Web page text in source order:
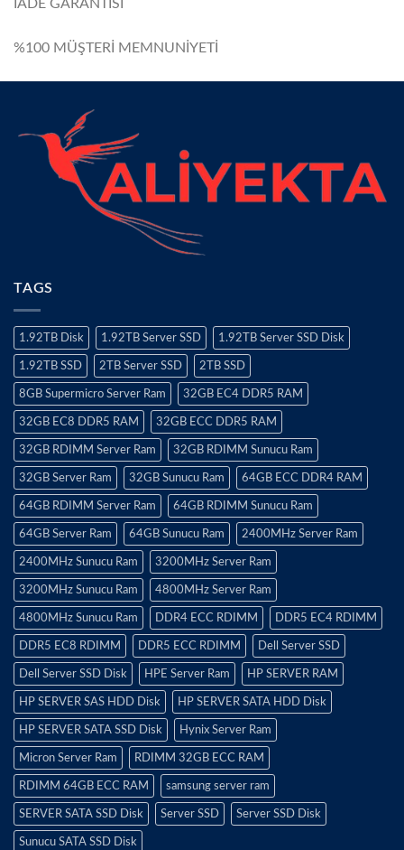
İADE GARANTİSİ
%100 MÜŞTERİ MEMNUNİYETİ
TAGS
1.92TB Disk 1.92TB Server SSD 1.92TB Server SSD Disk
1.92TB SSD 2TB Server SSD 2TB SSD
8GB Supermicro Server Ram 32GB EC4 DDR5 RAM
32GB EC8 DDR5 RAM 32GB ECC DDR5 RAM
32GB RDIMM Server Ram 32GB RDIMM Sunucu Ram
32GB Server Ram 32GB Sunucu Ram 64GB ECC DDR4 RAM
64GB RDIMM Server Ram 64GB RDIMM Sunucu Ram
64GB Server Ram 64GB Sunucu Ram 2400MHz Server Ram
2400MHz Sunucu Ram 3200MHz Server Ram
3200MHz Sunucu Ram 4800MHz Server Ram
4800MHz Sunucu Ram DDR4 ECC RDIMM DDR5 EC4 RDIMM
DDR5 EC8 RDIMM DDR5 ECC RDIMM Dell Server SSD
Dell Server SSD Disk HPE Server Ram HP SERVER RAM
HP SERVER SAS HDD Disk HP SERVER SATA HDD Disk
HP SERVER SATA SSD Disk Hynix Server Ram
Micron Server Ram RDIMM 32GB ECC RAM
RDIMM 64GB ECC RAM samsung server ram
SERVER SATA SSD Disk Server SSD Server SSD Disk
Sunucu SATA SSD Disk